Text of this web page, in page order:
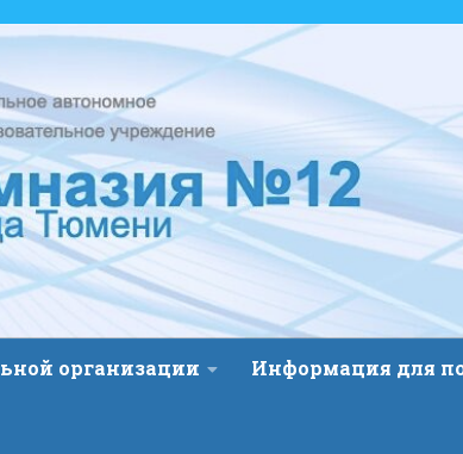
организации Информация для